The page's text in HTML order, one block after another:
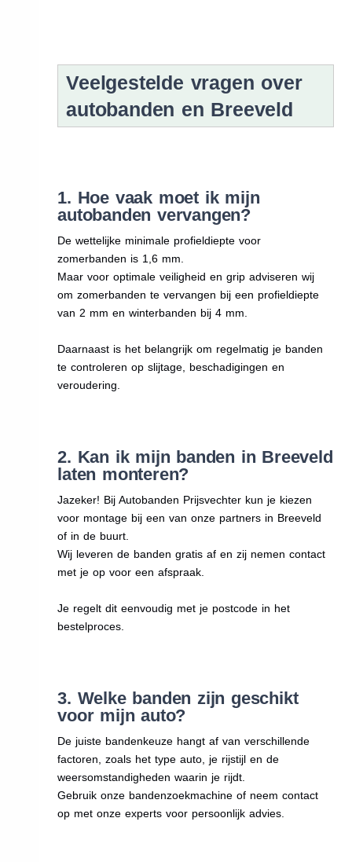
Veelgestelde vragen over
autobanden en Breeveld
1. Hoe vaak moet ik mijn
autobanden vervangen?
De wettelijke minimale profieldiepte voor
zomerbanden is 1,6 mm.
Maar voor optimale veiligheid en grip adviseren wij
om zomerbanden te vervangen bij een profieldiepte
van 2 mm en winterbanden bij 4 mm.
Daarnaast is het belangrijk om regelmatig je banden
te controleren op slijtage, beschadigingen en
veroudering.
2. Kan ik mijn banden in Breeveld
laten monteren?
Jazeker! Bij Autobanden Prijsvechter kun je kiezen
voor montage bij een van onze partners in Breeveld
of in de buurt.
Wij leveren de banden gratis af en zij nemen contact
met je op voor een afspraak.
Je regelt dit eenvoudig met je postcode in het
bestelproces.
3. Welke banden zijn geschikt
voor mijn auto?
De juiste bandenkeuze hangt af van verschillende
factoren, zoals het type auto, je rijstijl en de
weersomstandigheden waarin je rijdt.
Gebruik onze bandenzoekmachine of neem contact
op met onze experts voor persoonlijk advies.